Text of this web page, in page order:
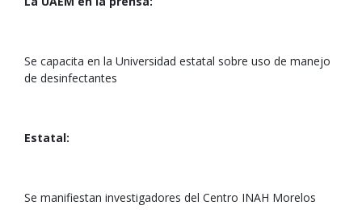
Se capacita en la Universidad estatal sobre uso de manejo
de desinfectantes
Estatal:
Se manifiestan investigadores del Centro INAH Morelos